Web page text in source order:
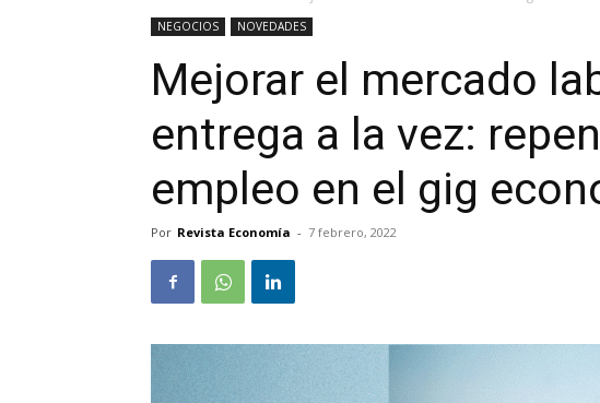
NEGOCIOS NOVEDADES
Mejorar el mercado
entrega a la vez:
empleo en el gig
Por Revista Economía - 7 febrero, 2022